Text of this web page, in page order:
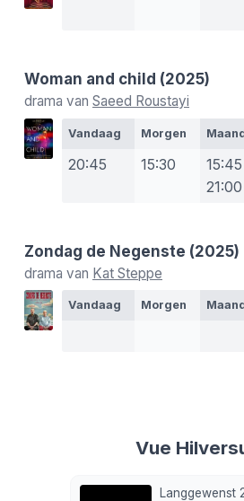
Woman and child (2025)
drama van Saeed Roustayi
Vandaag Morgen
20:45 15:30
15:45
21:00
Zondag de Negenste (2025)
drama van Kat Steppe
Vandaag Morgen
Vue
Langgewenst